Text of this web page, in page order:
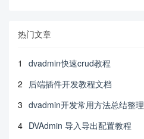
热门文章
1
dvadmin快速crud教程
2 后端插件开发教程文档
3 dvadmin开发常用方法总结整理
4 DVAdmin 导入导出配置教程